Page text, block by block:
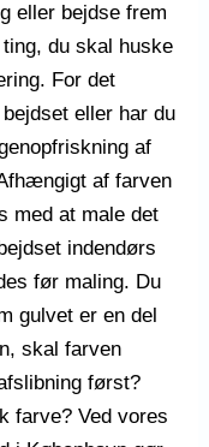
eller bejdse frem
du skal huske
For det
eller har du
af
af farven
med at male det
indendørs
før maling. Du
gulvet er en del
skal farven
først?
farve? Ved vores